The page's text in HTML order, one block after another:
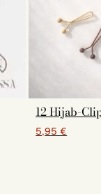
12 Hijab-
5,95 €